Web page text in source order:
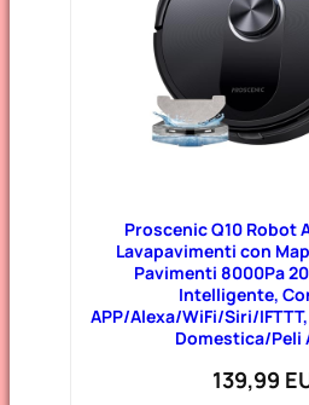
Proscenic Q10 Robot
Lavapavimenti con
Pavimenti 8000Pa
Intelligente,
APP/Alexa/WiFi/Siri/
Domestica/Peli
139,99